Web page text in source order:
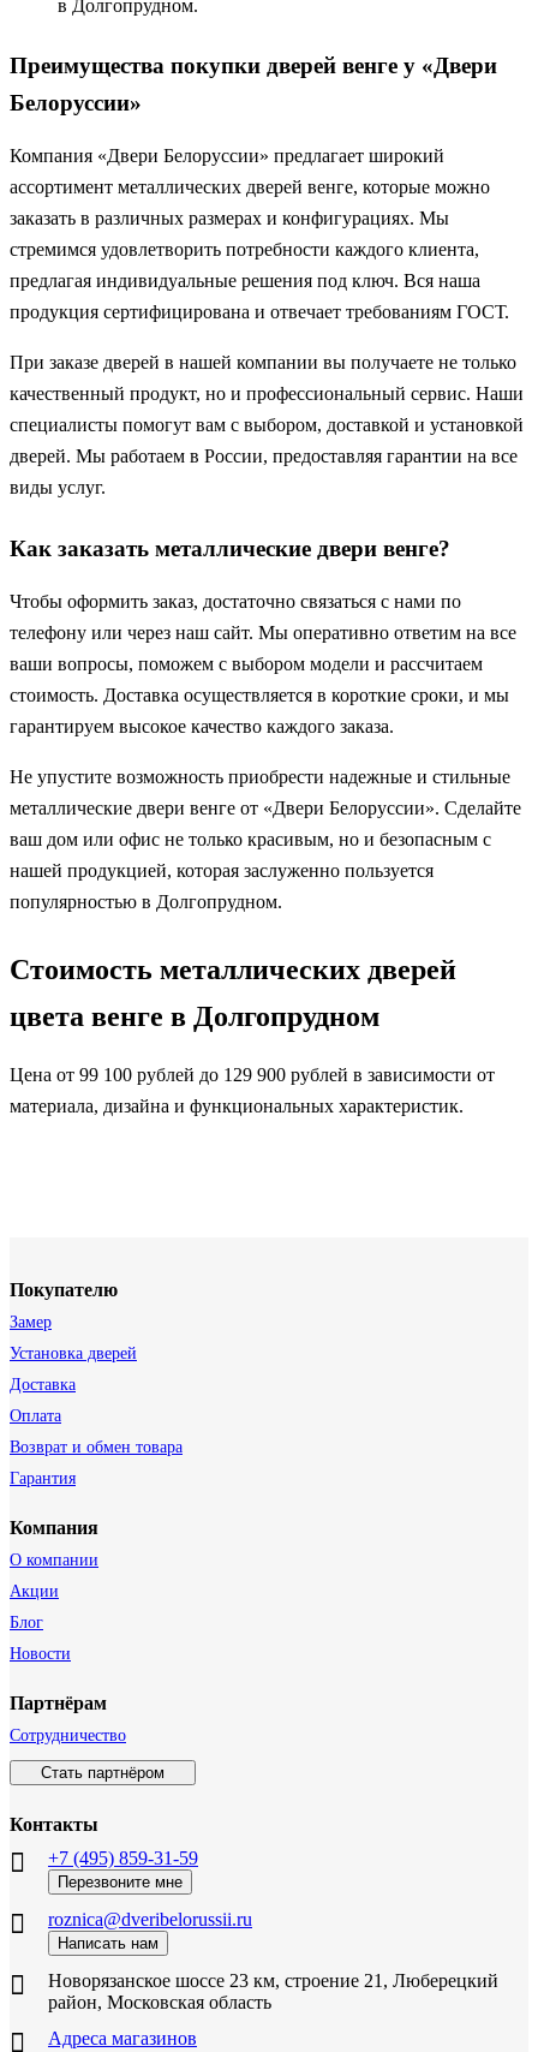
в Долгопрудном.
Преимущества покупки дверей венге у «Двери
Белоруссии»
Компания «Двери Белоруссии» предлагает широкий
ассортимент металлических дверей венге, которые можно
заказать в различных размерах и конфигурациях. Мы
стремимся удовлетворить потребности каждого клиента,
предлагая индивидуальные решения под ключ. Вся наша
продукция сертифицирована и отвечает требованиям ГОСТ.
При заказе дверей в нашей компании вы получаете не только
качественный продукт, но и профессиональный сервис. Наши
специалисты помогут вам с выбором, доставкой и установкой
дверей. Мы работаем в России, предоставляя гарантии на все
виды услуг.
Как заказать металлические двери венге?
Чтобы оформить заказ, достаточно связаться с нами по
телефону или через наш сайт. Мы оперативно ответим на все
ваши вопросы, поможем с выбором модели и рассчитаем
стоимость. Доставка осуществляется в короткие сроки, и мы
гарантируем высокое качество каждого заказа.
Не упустите возможность приобрести надежные и стильные
металлические двери венге от «Двери Белоруссии». Сделайте
ваш дом или офис не только красивым, но и безопасным с
нашей продукцией, которая заслуженно пользуется
популярностью в Долгопрудном.
Стоимость металлических дверей
цвета венге в Долгопрудном
Цена от 99 100 рублей до 129 900 рублей в зависимости от
материала, дизайна и функциональных характеристик.
Покупателю
Замер
Установка дверей
Доставка
Оплата
Возврат и обмен товара
Гарантия
Компания
О компании
Акции
Блог
Новости
Партнёрам
Сотрудничество
Стать партнёром
Контакты
+7 (495) 859-31-59
Перезвоните мне
roznica@dveribelorussii.ru
Написать нам
Новорязанское шоссе 23 км, строение 21, Люберецкий
район, Московская область
Адреса магазинов